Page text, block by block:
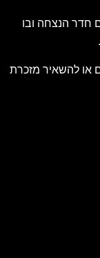
חדר הנצחה ובו
או להשאיר מזכרת